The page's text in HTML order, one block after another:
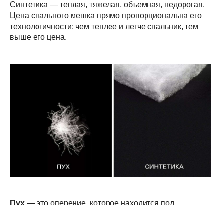
Синтетика — теплая, тяжелая, объемная, недорогая.
Цена спального мешка прямо пропорциональна его
технологичности: чем теплее и легче спальник, тем
выше его цена.
Пух — это оперение, которое находится под